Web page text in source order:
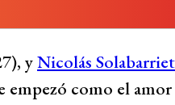
conocida como
luego de terminar su
yNicolás
empezó como el